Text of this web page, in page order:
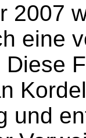
2007
eine
und